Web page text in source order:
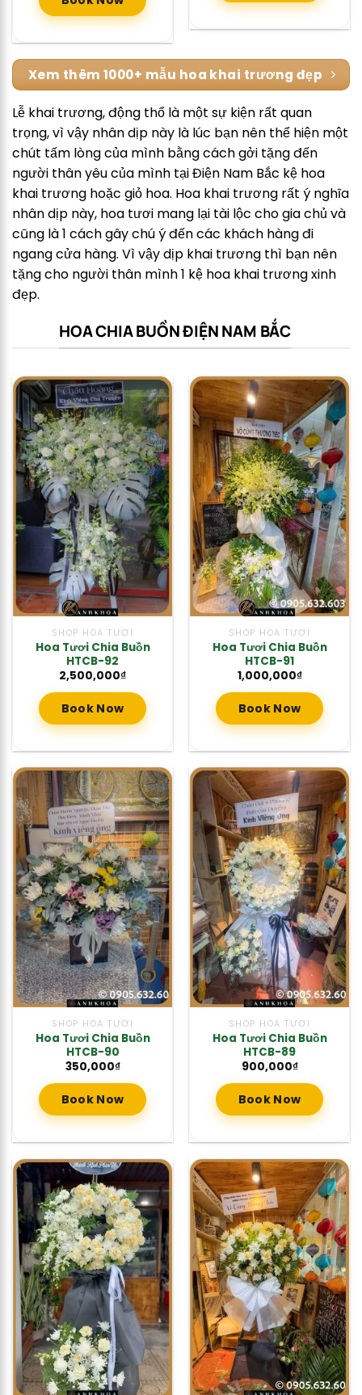
Xem thêm 1000+ mẫu hoa khai trương đẹp
Lễ khai trương, động thổ là một sự kiện rất quan
trọng, vì vậy nhân dịp này là lúc bạn nên thể hiện một
chút tấm lòng của mình bằng cách gởi tặng đến
người thân yêu của mình tại Điện Nam Bắc kệ hoa
khai trương hoặc giỏ hoa. Hoa khai trương rất ý nghĩa
nhân dịp này, hoa tươi mang lại tài lộc cho gia chủ và
cũng là 1 cách gây chú ý đến các khách hàng đi
ngang cửa hàng. Vì vậy dịp khai trương thì bạn nên
tặng cho người thân mình 1 kệ hoa khai trương xinh
đẹp.
HOA CHIA BUỒN ĐIỆN NAM BẮC
SHOP HOA TƯƠI
Hoa Tươi Chia Buồn
HTCB-92
2,500,000₫
Book Now
SHOP HOA TƯƠI
Hoa Tươi Chia Buồn
HTCB-91
1,000,000₫
Book Now
SHOP HOA TƯƠI
Hoa Tươi Chia Buồn
HTCB-90
350,000₫
Book Now
SHOP HOA TƯƠI
Hoa Tươi Chia Buồn
HTCB-89
900,000₫
Book Now